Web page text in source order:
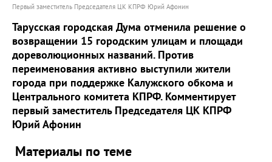
Первый заместитель Председателя ЦК КПРФ Юрий Афонин
Тарусская городская Дума отменила решение о
возвращении 15 городским улицам и площади
дореволюционных названий. Против
переименования активно выступили жители
города при поддержке Калужского обкома и
Центрального комитета КПРФ. Комментирует
первый заместитель Председателя ЦК КПРФ
Юрий Афонин
Материалы по теме